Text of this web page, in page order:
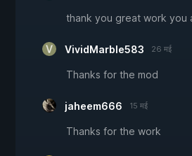
thank you great work you
VividMarble583 26 मई
Thanks for the mod
jaheem666 15 मई
Thanks for the work